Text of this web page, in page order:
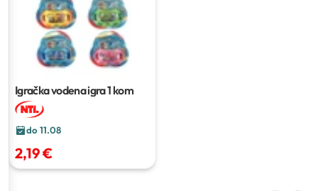
Igračka vodena igra1 kom
do 11.08
2,19 €